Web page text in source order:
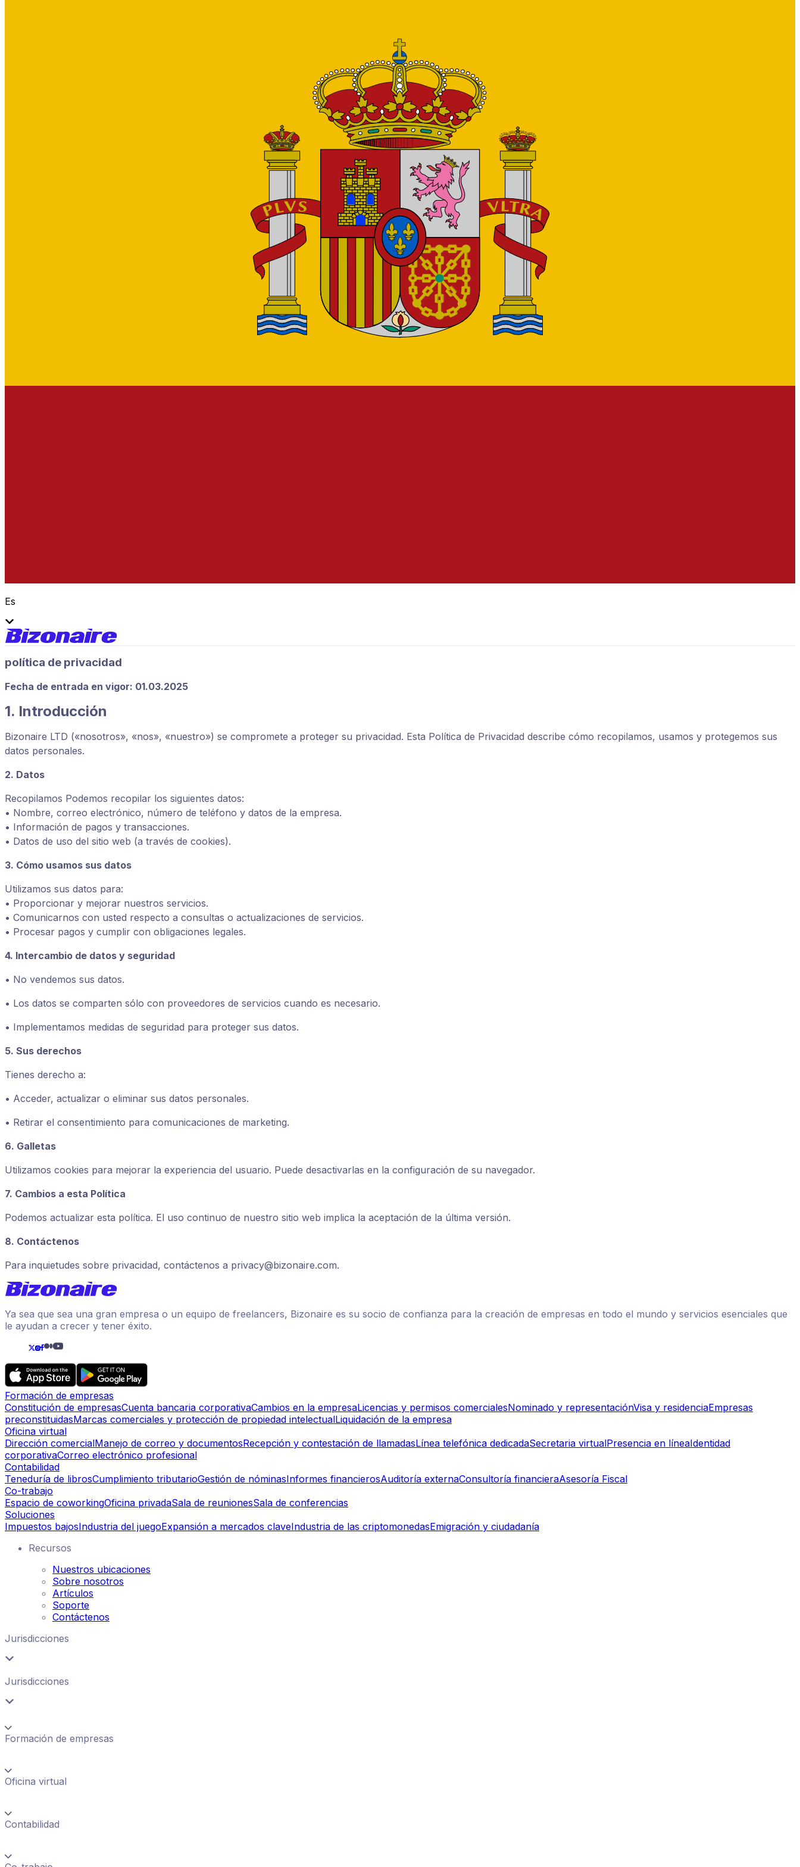
Es
política de privacidad
Fecha de entrada en vigor: 01.03.2025
1. Introducción
Bizonaire LTD («nosotros», «nos», «nuestro») se compromete a proteger su privacidad. Esta Política de Privacidad describe cómo recopilamos, usamos y protegemos sus
datos personales.
2. Datos
Recopilamos Podemos recopilar los siguientes datos:
• Nombre, correo electrónico, número de teléfono y datos de la empresa.
• Información de pagos y transacciones.
• Datos de uso del sitio web (a través de cookies).
3. Cómo usamos sus datos
Utilizamos sus datos para:
• Proporcionar y mejorar nuestros servicios.
• Comunicarnos con usted respecto a consultas o actualizaciones de servicios.
• Procesar pagos y cumplir con obligaciones legales.
4. Intercambio de datos y seguridad
• No vendemos sus datos.
• Los datos se comparten sólo con proveedores de servicios cuando es necesario.
• Implementamos medidas de seguridad para proteger sus datos.
5. Sus derechos
Tienes derecho a:
• Acceder, actualizar o eliminar sus datos personales.
• Retirar el consentimiento para comunicaciones de marketing.
6. Galletas
Utilizamos cookies para mejorar la experiencia del usuario. Puede desactivarlas en la configuración de su navegador.
7. Cambios a esta Política
Podemos actualizar esta política. El uso continuo de nuestro sitio web implica la aceptación de la última versión.
8. Contáctenos
Para inquietudes sobre privacidad, contáctenos a privacy@bizonaire.com.
Ya sea que sea una gran empresa o un equipo de freelancers, Bizonaire es su socio de confianza para la creación de empresas en todo el mundo y servicios esenciales que
le ayudan a crecer y tener éxito.
Formación de empresas
Constitución de empresasCuenta bancaria corporativaCambios en la empresaLicencias y permisos comercialesNominado y representaciónVisa y residenciaEmpresas
preconstituidasMarcas comerciales y protección de propiedad intelectualLiquidación de la empresa
Oficina virtual
Dirección comercialManejo de correo y documentosRecepción y contestación de llamadasLínea telefónica dedicadaSecretaria virtualPresencia en líneaIdentidad
corporativaCorreo electrónico profesional
Contabilidad
Teneduría de librosCumplimiento tributarioGestión de nóminasInformes financierosAuditoría externaConsultoría financieraAsesoría Fiscal
Co-trabajo
Espacio de coworkingOficina privadaSala de reunionesSala de conferencias
Soluciones
Impuestos bajosIndustria del juegoExpansión a mercados claveIndustria de las criptomonedasEmigración y ciudadanía
Recursos
Nuestros ubicaciones
Sobre nosotros
Artículos
Soporte
Contáctenos
Jurisdicciones
Jurisdicciones
Formación de empresas
Oficina virtual
Contabilidad